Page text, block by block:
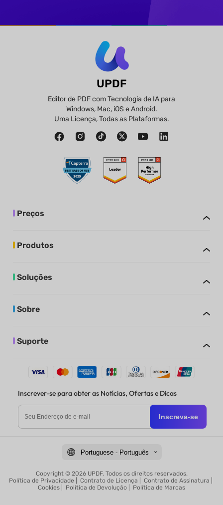
UPDF
Editor de PDF com Tecnologia de IA para
Windows, Mac, iOS e Android.
Uma Licença, Todas as Plataformas.
Preços
Produtos
Soluções
Sobre
Suporte
Inscrever-se para obter as Notícias, Ofertas e Dicas
Inscreva-se
Portuguese - Português
Copyright © 2026 UPDF. Todos os direitos reservados.
Política de Privacidade
Contrato de Licença Contrato de Assinatura
Cookies
Política de Devolução Política de Marcas